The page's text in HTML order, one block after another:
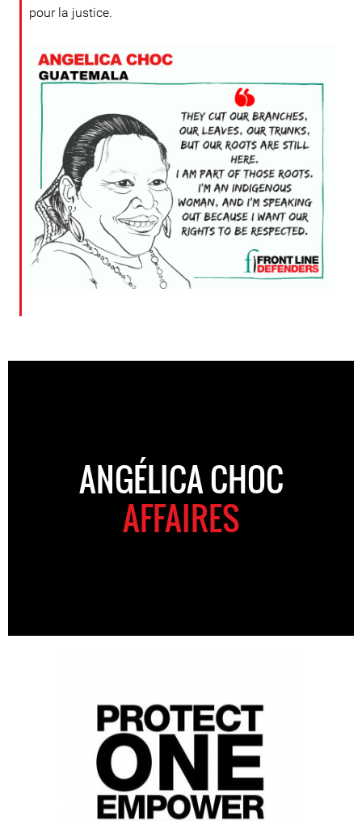
pour la justice.
ANGÉLICA CHOC
AFFAIRES